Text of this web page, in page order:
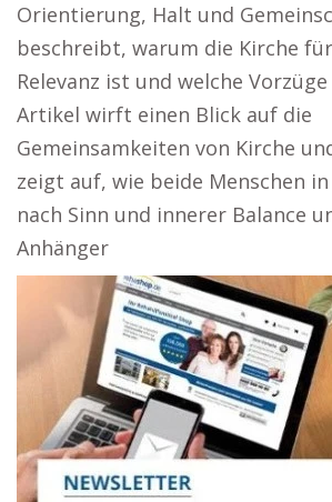
Orientierung, Halt und
beschreibt, warum die Kirche
Relevanz ist und welche
Artikel wirft einen Blick auf die
Gemeinsamkeiten von Kirche
zeigt auf, wie beide Menschen
nach Sinn und innerer Balance
Anhänger